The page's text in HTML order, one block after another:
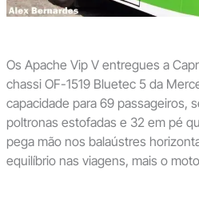
Os Apache Vip V entregues a
chassi OF-1519 Bluetec 5 da
capacidade para 69 passageiros,
poltronas estofadas e 32 em pé
pega mão nos balaústres
equilíbrio nas viagens, mais o